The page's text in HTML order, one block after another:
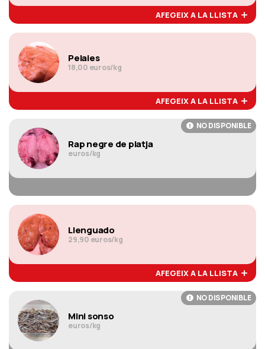
AFEGEIX A LA LLISTA
Pelaies
18,00 euros/kg
AFEGEIX A LA LLISTA
NO DISPONIBLE
Rap negre de platja
euros/kg
Llenguado
29,90 euros/kg
AFEGEIX A LA LLISTA
NO DISPONIBLE
Mini sonso
euros/kg